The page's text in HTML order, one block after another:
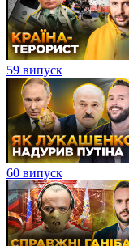
59 випуск
60 випуск